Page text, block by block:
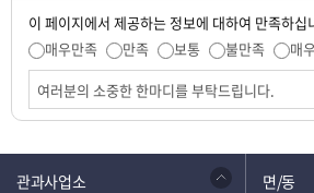
이 페이지에서 제공하는 정보에 대하여 만족하십
매우만족
만족 보통 불만족
매
관과사업소 면/동